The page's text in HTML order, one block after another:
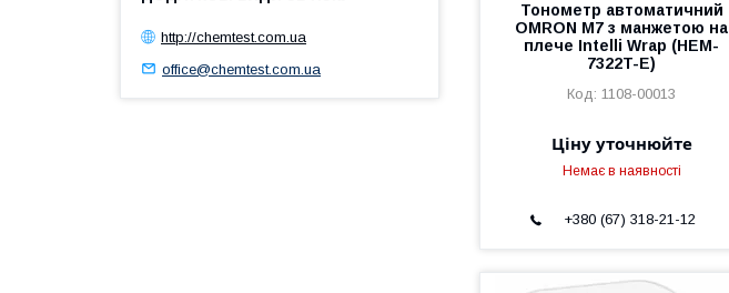
Тонометр автоматичний
OMRON М7 з манжетою на
плече Intelli Wrap (HEM-
7322T-E)
1108-00013
Ціну уточнюйте
Немає в наявності
+380 (67) 318-21-12
http://chemtest.com.ua
office@chemtest.com.ua